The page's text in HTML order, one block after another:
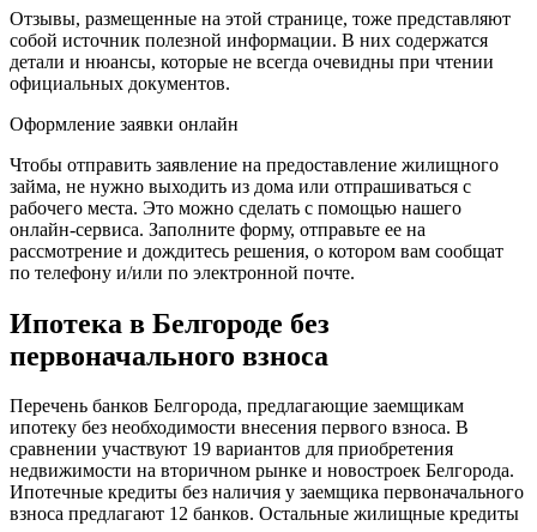
Отзывы, размещенные на этой странице, тоже представляют
собой источник полезной информации. В них содержатся
детали и нюансы, которые не всегда очевидны при чтении
официальных документов.
Оформление заявки онлайн
Чтобы отправить заявление на предоставление жилищного
займа, не нужно выходить из дома или отпрашиваться с
рабочего места. Это можно сделать с помощью нашего
онлайн-сервиса. Заполните форму, отправьте ее на
рассмотрение и дождитесь решения, о котором вам сообщат
по телефону и/или по электронной почте.
Ипотека в Белгороде без
первоначального взноса
Перечень банков Белгорода, предлагающие заемщикам
ипотеку без необходимости внесения первого взноса. В
сравнении участвуют 19 вариантов для приобретения
недвижимости на вторичном рынке и новостроек Белгорода.
Ипотечные кредиты без наличия у заемщика первоначального
взноса предлагают 12 банков. Остальные жилищные кредиты